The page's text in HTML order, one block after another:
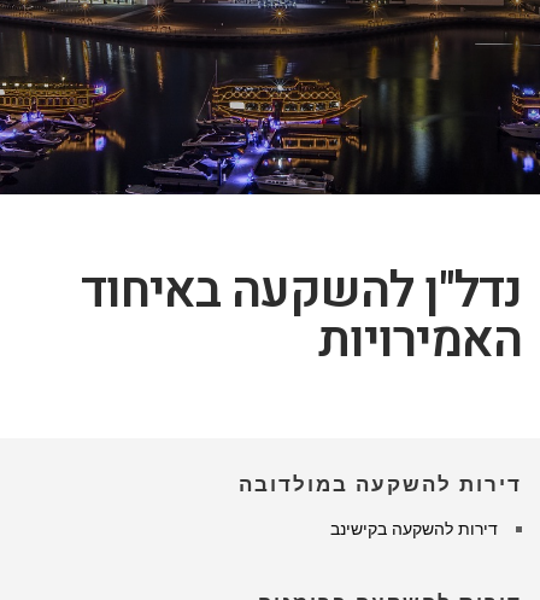
נדל"ן להשקעה באיחוד
האמירויות
דירות להשקעה במולדובה
דירות להשקעה בקישינב